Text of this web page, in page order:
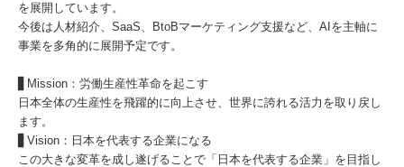
を展開しています。
今後は人材紹介、SaaS、BtoBマーケティング支援など、AIを主軸に
事業を多角的に展開予定です。
▋Mission：労働生産性革命を起こす
日本全体の生産性を飛躍的に向上させ、世界に誇れる活力を取り戻し
ます。
▋Vision：日本を代表する企業になる
この大きな変革を成し遂げることで「日本を代表する企業」を目指し